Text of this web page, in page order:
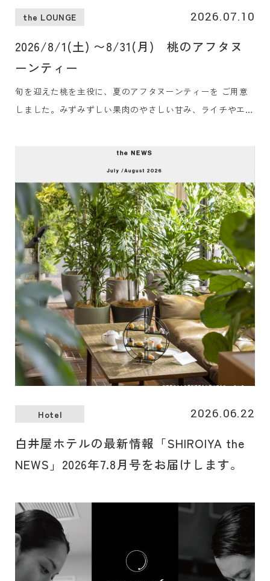
the LOUNGE 2026.07.10
2026/8/1(土) 〜8/31(月) 桃のアフタヌ
ーンティー
旬を迎えた桃を主役に、夏のアフタヌーンティーを ご用意
しました。みずみずしい果肉のやさしい甘み、ライチやエル
ください。
Hotel 2026.06.22
白井屋ホテルの最新情報「SHIROIYA the
NEWS」2026年7.8月号をお届けします。